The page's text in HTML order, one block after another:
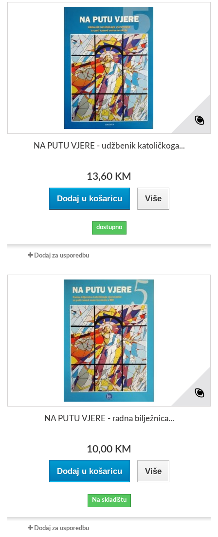
NA PUTU VJERE - udžbenik katoličkoga...
13,60 KM
Dodaj u košaricu Više
dostupno
Dodaj za usporedbu
NA PUTU VJERE - radna bilježnica...
10,00 KM
Dodaj u košaricu Više
Na skladištu
Dodaj za usporedbu